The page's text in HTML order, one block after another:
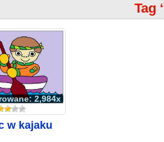
Tag
2,984x
w kajaku